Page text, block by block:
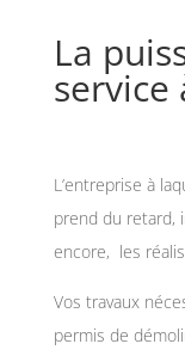
La
service
L’entreprise à
prend du retard,
encore, les
Vos travaux
permis de